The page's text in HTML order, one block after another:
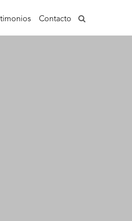
Contacto